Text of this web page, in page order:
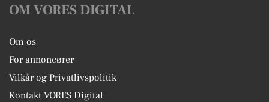
OM VORES DIGITAL
Om os
For annoncører
Vilkår og Privatlivspolitik
Kontakt VORES Digital